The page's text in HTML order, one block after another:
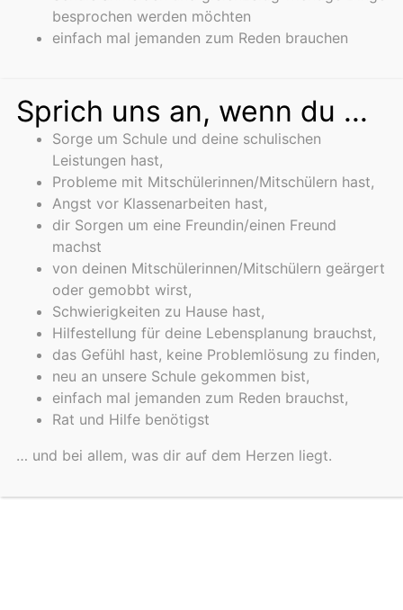
besprochen werden möchten
einfach mal jemanden zum Reden brauchen
Sprich uns an, wenn du ...
Sorge um Schule und deine schulischen
Leistungen hast,
Probleme mit Mitschülerinnen/Mitschülern hast,
Angst vor Klassenarbeiten hast,
dir Sorgen um eine Freundin/einen Freund
machst
von deinen Mitschülerinnen/Mitschülern geärgert
oder gemobbt wirst,
Schwierigkeiten zu Hause hast,
Hilfestellung für deine Lebensplanung brauchst,
das Gefühl hast, keine Problemlösung zu finden,
neu an unsere Schule gekommen bist,
einfach mal jemanden zum Reden brauchst,
Rat und Hilfe benötigst
… und bei allem, was dir auf dem Herzen liegt.